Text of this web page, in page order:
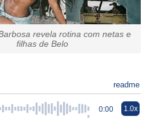
revela rotina com netas e
filhas de Belo
readme
0:00 1.0x